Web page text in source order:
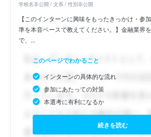
学校名非公開 / 文系 / 性別非公開
【このインターンに興味をもったきっかけ・参
準を本音ベースで教えてください。】金融業界
で、...
このページでわかること
インターンの具体的な流れ
参加にあたっての対策
本選考に有利になるか
続きを読む